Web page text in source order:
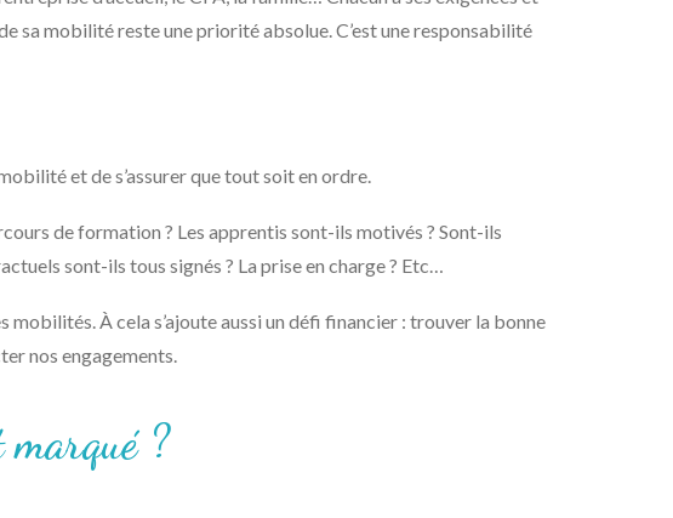
sa mobilité reste une priorité absolue. C’est une responsabilité
et de s’assurer que tout soit en ordre.
de formation ? Les apprentis sont-ils motivés ? Sont-ils
sont-ils tous signés ? La prise en charge ? Etc…
À cela s’ajoute aussi un défi financier : trouver la bonne
nos engagements.
?